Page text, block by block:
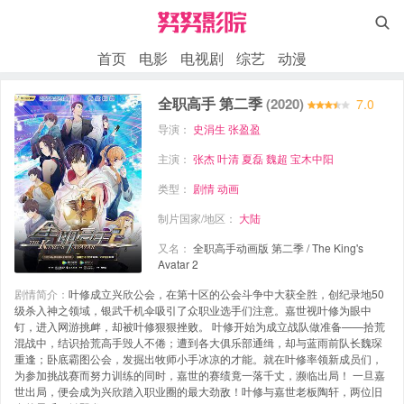

首页 电影 电视剧 综艺 动漫
全职高手 第二季(2020) 7.0
导演： 史涓生 张盈盈
主演：张杰 叶清 夏磊 魏超 宝木中阳
类型： 剧情 动画
制片国家/地区： 大陆
又名：全职高手动画版 第二季 / The King's
Avatar 2
剧情简介： 叶修成立兴欣公会，在第十区的公会斗争中大获全胜，创纪录地50
级杀入神之领域，银武千机伞吸引了众职业选手们注意。嘉世视叶修为眼中
钉，进入网游挑衅，却被叶修狠狠挫败。 叶修开始为成立战队做准备——拾荒
混战中，结识拾荒高手毁人不倦；遭到各大俱乐部通缉，却与蓝雨前队长魏琛
重逢；卧底霸图公会，发掘出牧师小手冰凉的才能。就在叶修率领新成员们，
为参加挑战赛而努力训练的同时，嘉世的赛绩竟一落千丈，濒临出局！ 一旦嘉
世出局，便会成为兴欣踏入职业圈的最大劲敌！叶修与嘉世老板陶轩，两位旧